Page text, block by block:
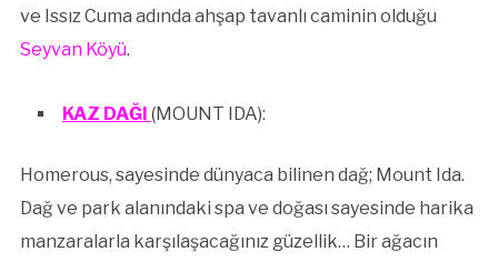
ve Issız Cuma adında ahşap tavanlı caminin olduğu
Seyvan Köyü.
KAZ DAĞI (MOUNT IDA):
Homerous, sayesinde dünyaca bilinen dağ; Mount Ida.
Dağ ve park alanındaki spa ve doğası sayesinde harika
manzaralarla karşılaşacağınız güzellik… Bir ağacın